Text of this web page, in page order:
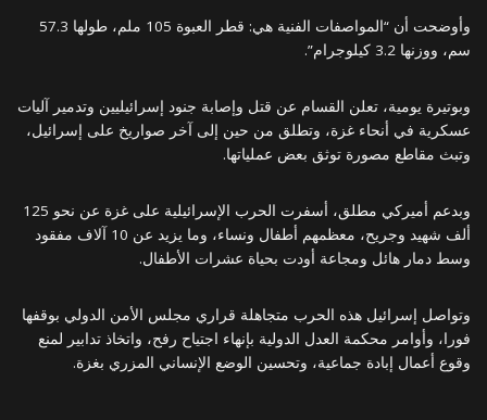
وأوضحت أن “المواصفات الفنية هي: قطر العبوة 105 ملم، طولها 57.3
سم، ووزنها 3.2 كيلوجرام”.
وبوتيرة يومية، تعلن القسام عن قتل وإصابة جنود إسرائيليين وتدمير آليات
عسكرية في أنحاء غزة، وتطلق من حين إلى آخر صواريخ على إسرائيل،
وتبث مقاطع مصورة توثق بعض عملياتها.
وبدعم أميركي مطلق، أسفرت الحرب الإسرائيلية على غزة عن نحو 125
ألف شهيد وجريح، معظمهم أطفال ونساء، وما يزيد عن 10 آلاف مفقود
وسط دمار هائل ومجاعة أودت بحياة عشرات الأطفال.
وتواصل إسرائيل هذه الحرب متجاهلة قراري مجلس الأمن الدولي بوقفها
فورا، وأوامر محكمة العدل الدولية بإنهاء اجتياح رفح، واتخاذ تدابير لمنع
وقوع أعمال إبادة جماعية، وتحسين الوضع الإنساني المزري بغزة.